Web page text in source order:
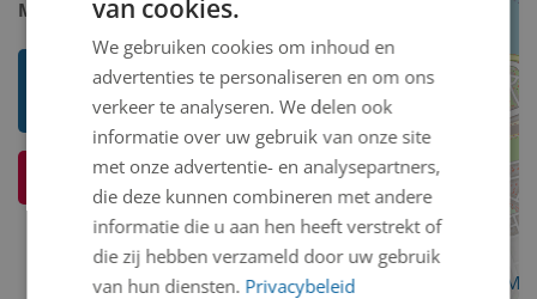
Model 2D/3D: 2D binnen
Toon mij meer werken van
Wouter Piersma (Ipitsj)
Ik weet meer over dit kunstwerk
van cookies.
We gebruiken cookies om inhoud en
advertenties te personaliseren en om ons
verkeer te analyseren. We delen ook
informatie over uw gebruik van onze site
met onze advertentie- en analysepartners,
die deze kunnen combineren met andere
informatie die u aan hen heeft verstrekt of
die zij hebben verzameld door uw gebruik
van hun diensten. Privacybeleid